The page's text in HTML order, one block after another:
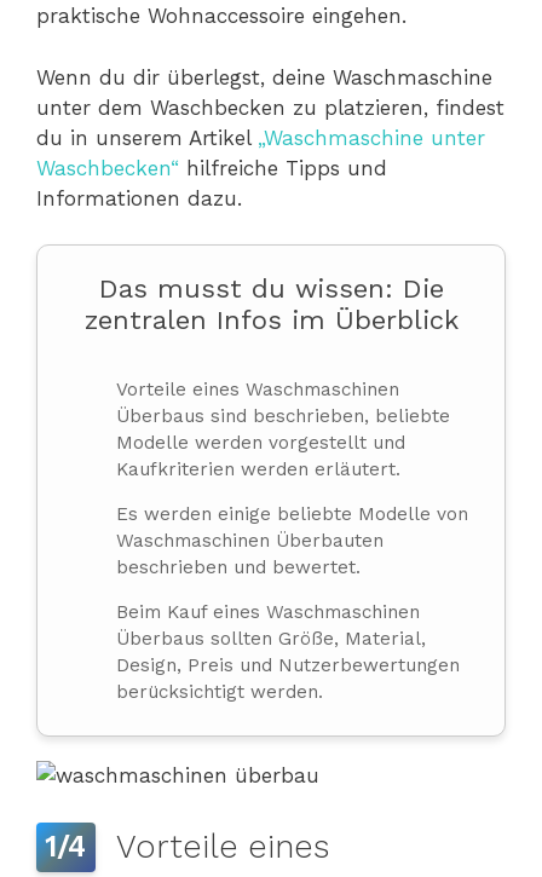
praktische Wohnaccessoire eingehen.
Wenn du dir überlegst, deine Waschmaschine
unter dem Waschbecken zu platzieren, findest
du in unserem Artikel „Waschmaschine unter
Waschbecken“ hilfreiche Tipps und
Informationen dazu.
Das musst du wissen: Die
zentralen Infos im Überblick
Vorteile eines Waschmaschinen
Überbaus sind beschrieben, beliebte
Modelle werden vorgestellt und
Kaufkriterien werden erläutert.
Es werden einige beliebte Modelle von
Waschmaschinen Überbauten
beschrieben und bewertet.
Beim Kauf eines Waschmaschinen
Überbaus sollten Größe, Material,
Design, Preis und Nutzerbewertungen
berücksichtigt werden.
1/4
Vorteile eines